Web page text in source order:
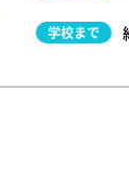
学校まで